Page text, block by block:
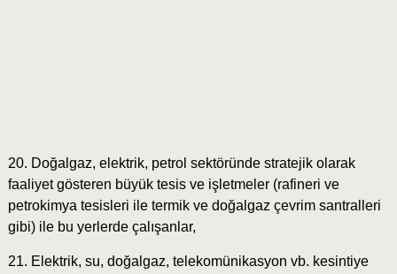
20. Doğalgaz, elektrik, petrol sektöründe stratejik olarak
faaliyet gösteren büyük tesis ve işletmeler (rafineri ve
petrokimya tesisleri ile termik ve doğalgaz çevrim santralleri
gibi) ile bu yerlerde çalışanlar,
21. Elektrik, su, doğalgaz, telekomünikasyon vb. kesintiye